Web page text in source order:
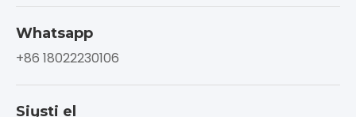
Whatsapp
+86 18022230106
Siųsti el